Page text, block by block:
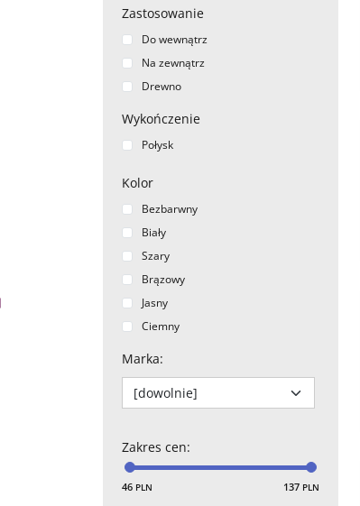
Zastosowanie
Do wewnątrz
Na zewnątrz
Drewno
Wykończenie
Połysk
Kolor
Bezbarwny
Biały
Szary
Brązowy
Jasny
Ciemny
Marka:
Zakres cen:
46 PLN 137 PLN